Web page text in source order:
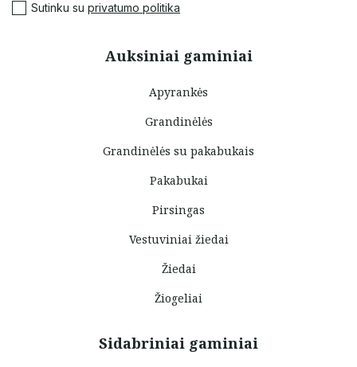
Auksiniai gaminiai
Apyrankės
Grandinėlės
Grandinėlės su pakabukais
Pakabukai
Pirsingas
Vestuviniai žiedai
Žiedai
Žiogeliai
Sidabriniai gaminiai
Sutinku su privatumo politika